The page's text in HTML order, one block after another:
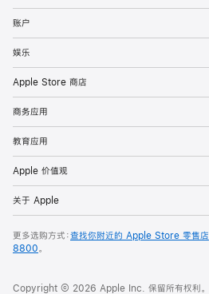
账户
娱乐
Apple Store 商店
商务应用
教育应用
Apple 价值观
关于 Apple
更多选购方式：查找你附近的 Apple Store 零售店
8800。
Copyright © 2026 Apple Inc. 保留所有权利。